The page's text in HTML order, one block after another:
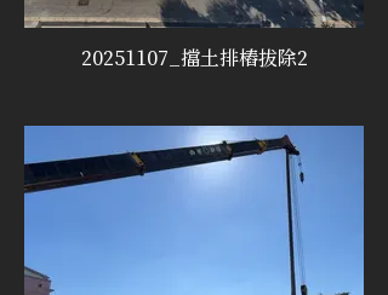
20251107_擋土排樁拔除2